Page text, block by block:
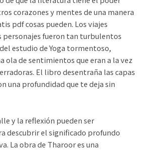
corazones y mentes de una manera
pdf cosas pueden. Los viajes
personajes fueron tan turbulentos
estudio de Yoga tormentoso,
ola de sentimientos que eran a la vez
El libro desentraña las capas
una profundidad que te deja sin
y la reflexión pueden ser
descubrir el significado profundo
La obra de Tharoor es una